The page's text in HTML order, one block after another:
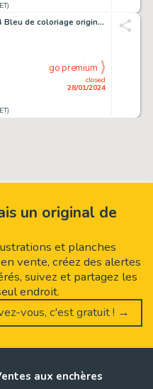
Von Götha, Erich - 4 Bleu de coloriage original - Duke White - Vers le Nouveau monde - 1987
closed
28/01/2024
go premium
un original de
et planches
vente, créez des alertes
suivez et partagez les
endroit.
vous, c'est gratuit ! →
aux enchères